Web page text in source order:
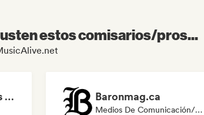
estos comisarios/pros...
#🆁🅺🅲 - Radio Kaos Caribou Baronmag.ca
Medios De Comunicación/Periodista